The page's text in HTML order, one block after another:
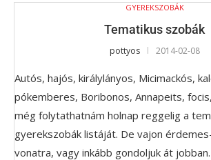
GYEREKSZOBÁK
Tematikus szobák
pottyos 2014-02-08
Autós, hajós, királylányos, Micimackós,
pókemberes, Boribonos, Annapeits,
még folytathatnám holnap reggelig a
gyerekszobák listáját. De vajon
vonatra, vagy inkább gondoljuk át